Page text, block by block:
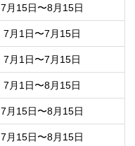
7月15日〜8月15日
7月1日〜7月15日
7月1日〜7月15日
7月1日〜8月15日
7月15日〜8月15日
7月15日〜8月15日